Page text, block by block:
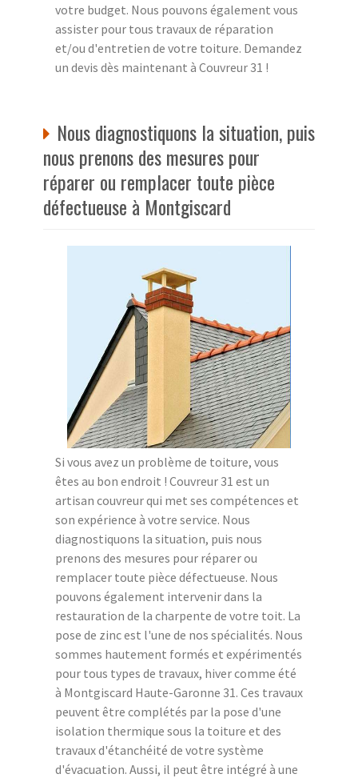
votre budget. Nous pouvons également vous
assister pour tous travaux de réparation
et/ou d'entretien de votre toiture. Demandez
un devis dès maintenant à Couvreur 31 !
Nous diagnostiquons la situation, puis
nous prenons des mesures pour
réparer ou remplacer toute pièce
défectueuse à Montgiscard
Si vous avez un problème de toiture, vous
êtes au bon endroit ! Couvreur 31 est un
artisan couvreur qui met ses compétences et
son expérience à votre service. Nous
diagnostiquons la situation, puis nous
prenons des mesures pour réparer ou
remplacer toute pièce défectueuse. Nous
pouvons également intervenir dans la
restauration de la charpente de votre toit. La
pose de zinc est l'une de nos spécialités. Nous
sommes hautement formés et expérimentés
pour tous types de travaux, hiver comme été
à Montgiscard Haute-Garonne 31. Ces travaux
peuvent être complétés par la pose d'une
isolation thermique sous la toiture et des
travaux d'étanchéité de votre système
d'évacuation. Aussi, il peut être intégré à une